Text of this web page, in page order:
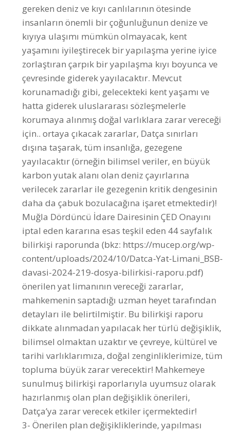
yaşamını iyileştirecek bir yapılaşma yerine iyice
zorlaştıran çarpık bir yapılaşma kıyı boyunca ve
çevresinde giderek yayılacaktır. Mevcut
korunamadığı gibi, gelecekteki kent yaşamı ve
hatta giderek uluslararası sözleşmelerle
korumaya alınmış doğal varlıklara zarar vereceği
için.. ortaya çıkacak zararlar, Datça sınırları
dışına taşarak, tüm insanlığa, gezegene
yayılacaktır (örneğin bilimsel veriler, en büyük
karbon yutak alanı olan deniz çayırlarına
verilecek zararlar ile gezegenin kritik dengesinin
daha da çabuk bozulacağına işaret etmektedir)!
Muğla Dördüncü İdare Dairesinin ÇED Onayını
iptal eden kararına esas teşkil eden 44 sayfalık
bilirkişi raporunda (bkz: https://mucep.org/wp-
content/uploads/2024/10/Datca-Yat-Limani_BSB-
davasi-2024-219-dosya-bilirkisi-raporu.pdf)
önerilen yat limanının vereceği zararlar,
mahkemenin saptadığı uzman heyet tarafından
detayları ile belirtilmiştir. Bu bilirkişi raporu
dikkate alınmadan yapılacak her türlü değişiklik,
bilimsel olmaktan uzaktır ve çevreye, kültürel ve
tarihi varlıklarımıza, doğal zenginliklerimize, tüm
topluma büyük zarar verecektir! Mahkemeye
sunulmuş bilirkişi raporlarıyla uyumsuz olarak
hazırlanmış olan plan değişiklik önerileri,
Datça’ya zarar verecek etkiler içermektedir!
3- Önerilen plan değişikliklerinde, yapılması
önerilen yat limanının küçültüldüğü iddiası
gerçek dışıdır. Önerilen plan yanlış önermelerle
doludur.